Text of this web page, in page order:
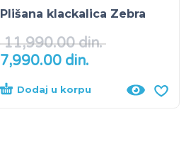
Plišana klackalica Zebra
11,990.00din.
7,990.00 din.
Dodaj u korpu